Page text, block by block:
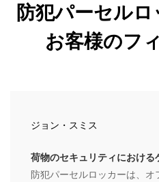
防犯パーセル
お客様のフ
ジョン・スミス
荷物のセキュリティにおける
防犯パーセルロッカーは、